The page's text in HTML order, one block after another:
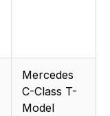
Mercedes
C-Class T-
Model